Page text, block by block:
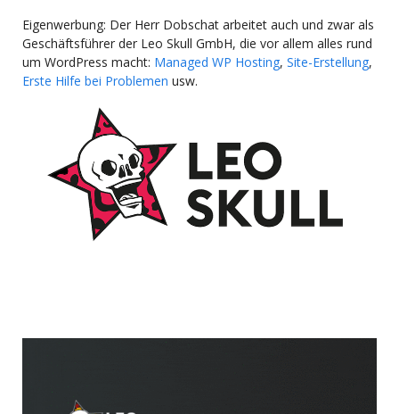
Eigenwerbung: Der Herr Dobschat arbeitet auch und zwar als
Geschäftsführer der Leo Skull GmbH, die vor allem alles rund
um WordPress macht: Managed WP Hosting, Site-Erstellung,
Erste Hilfe bei Problemen usw.